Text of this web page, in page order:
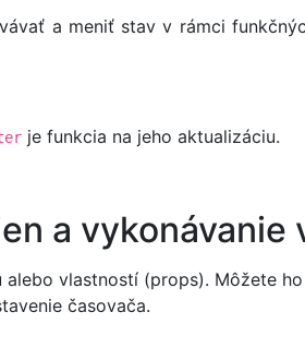
a meniť stav v rámci
je funkcia na jeho aktualizáciu.
a
vlastností (props). Môžete
časovača.